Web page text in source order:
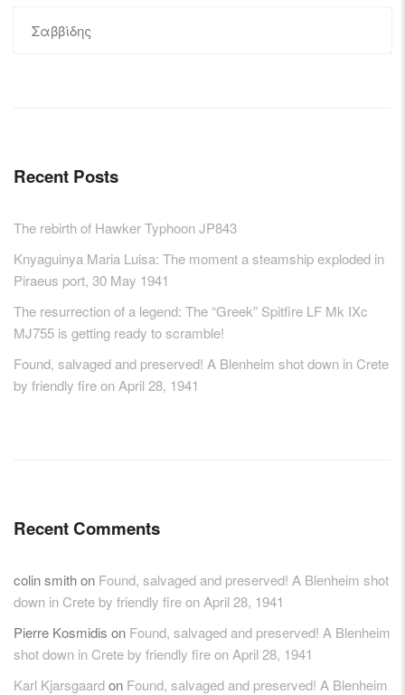
for:
Recent Posts
The rebirth of Hawker Typhoon JP843
Knyaguinya Maria Luisa: The moment a steamship exploded in
Piraeus port, 30 May 1941
The resurrection of a legend: The “Greek” Spitfire LF Mk IXc
MJ755 is getting ready to scramble!
Found, salvaged and preserved! A Blenheim shot down in Crete
by friendly fire on April 28, 1941
Recent Comments
colin smithon Found, salvaged and preserved! A Blenheim shot
down in Crete by friendly fire on April 28, 1941
Pierre Kosmidis on Found, salvaged and preserved! A Blenheim
shot down in Crete by friendly fire on April 28, 1941
Karl Kjarsgaardon Found, salvaged and preserved! A Blenheim